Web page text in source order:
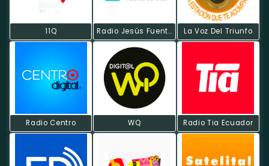
11Q Radio Jesús Fuente De Vida La Voz Del Triunfo
Radio Centro WQ Radio Tia Ecuador